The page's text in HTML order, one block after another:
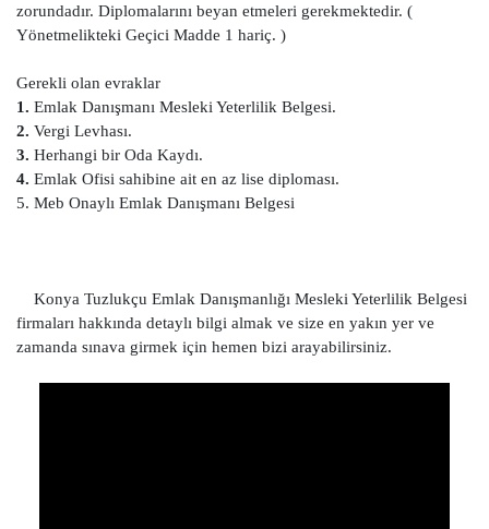
zorundadır. Diplomalarını beyan etmeleri gerekmektedir. (
Yönetmelikteki Geçici Madde 1 hariç. )
Gerekli olan evraklar
1. Emlak Danışmanı Mesleki Yeterlilik Belgesi.
2. Vergi Levhası.
3. Herhangi bir Oda Kaydı.
4. Emlak Ofisi sahibine ait en az lise diploması.
5. Meb Onaylı Emlak Danışmanı Belgesi
Konya Tuzlukçu Emlak Danışmanlığı Mesleki Yeterlilik Belgesi
firmaları hakkında detaylı bilgi almak ve size en yakın yer ve
zamanda sınava girmek için hemen bizi arayabilirsiniz.